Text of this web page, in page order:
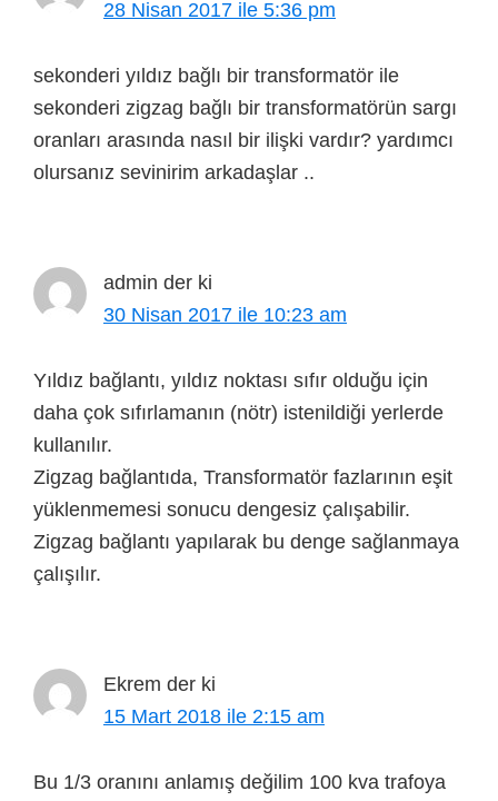
28 Nisan 2017 ile 5:36 pm
sekonderi yıldız bağlı bir transformatör ile
sekonderi zigzag bağlı bir transformatörün sargı
oranları arasında nasıl bir ilişki vardır? yardımcı
olursanız sevinirim arkadaşlar ..
admin der ki
30 Nisan 2017 ile 10:23 am
Yıldız bağlantı, yıldız noktası sıfır olduğu için
daha çok sıfırlamanın (nötr) istenildiği yerlerde
kullanılır.
Zigzag bağlantıda, Transformatör fazlarının eşit
yüklenmemesi sonucu dengesiz çalışabilir.
Zigzag bağlantı yapılarak bu denge sağlanmaya
çalışılır.
Ekrem der ki
15 Mart 2018 ile 2:15 am
Bu 1/3 oranını anlamış değilim 100 kva trafoya